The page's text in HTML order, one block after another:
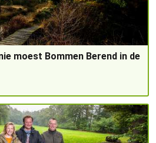
moest Bommen Berend in de